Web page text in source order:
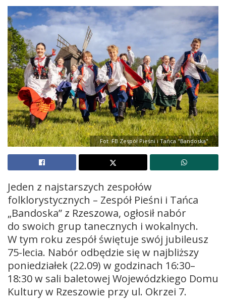
Fot. FB Zespół Pieśni i Tańca "Bandoska"
Jeden z najstarszych zespołów
folklorystycznych – Zespół Pieśni i Tańca
„Bandoska” z Rzeszowa, ogłosił nabór
do swoich grup tanecznych i wokalnych.
W tym roku zespół świętuje swój jubileusz
75-lecia. Nabór odbędzie się w najbliższy
poniedziałek (22.09) w godzinach 16:30–
18:30 w sali baletowej Wojewódzkiego Domu
Kultury w Rzeszowie przy ul. Okrzei 7.